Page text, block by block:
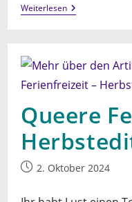
WeiterlesenQueere
Ferienfreizeit
Queere
Beitrag2. Oktober 2024